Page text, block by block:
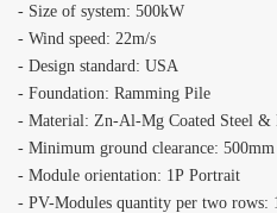
- Size of system: 500kW
- Wind speed: 22m/s
- Design standard: USA
- Foundation: Ramming Pile
- Material: Zn-Al-Mg Coated Steel &
- Minimum ground clearance: 500mm
- Module orientation: 1P Portrait
- PV-Modules quantity per two rows: